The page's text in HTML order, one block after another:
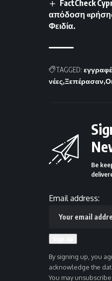
FactCheck
απόδοση
Φειδία.
TAGGED:
νέες Ξεπέρασαν Οι
Be
Email address:
By signing up, you
acknowledge the
You may